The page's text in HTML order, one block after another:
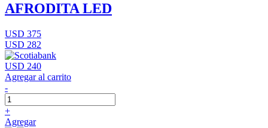
AFRODITA LED
USD 375
USD 282
USD 240
Agregar al carrito
-
+
Agregar